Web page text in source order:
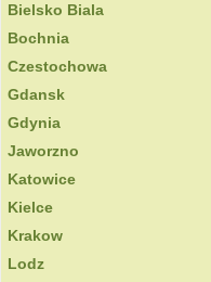
Bielsko Biala
Bochnia
Czestochowa
Gdansk
Gdynia
Jaworzno
Katowice
Kielce
Krakow
Lodz